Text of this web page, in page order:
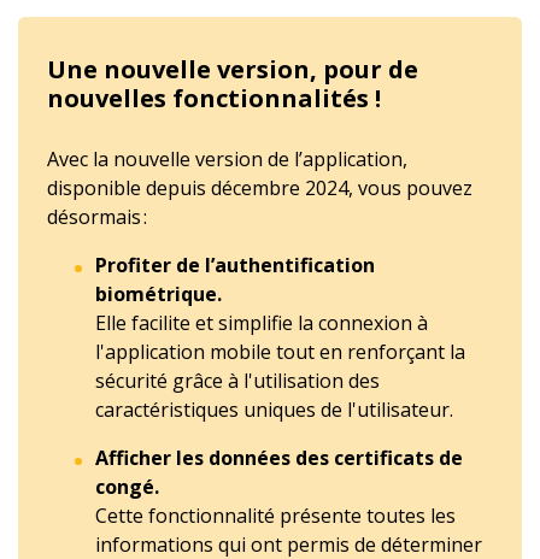
Une nouvelle version, pour de
nouvelles fonctionnalités !
Avec la nouvelle version de l’application,
disponible depuis décembre 2024, vous pouvez
désormais :
Profiter de l’authentification
biométrique.
Elle facilite et simplifie la connexion à
l'application mobile tout en renforçant la
sécurité grâce à l'utilisation des
caractéristiques uniques de l'utilisateur.
Afficher les données des certificats de
congé.
Cette fonctionnalité présente toutes les
informations qui ont permis de déterminer